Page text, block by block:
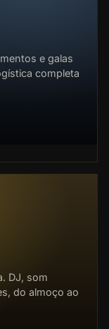
e galas
completa
DJ, som
do almoço ao